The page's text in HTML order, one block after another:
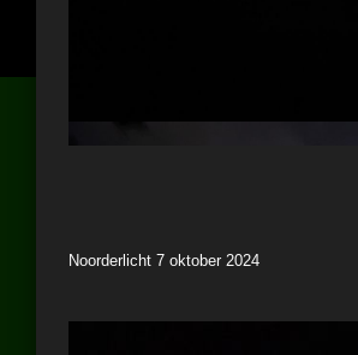
Noorderlicht 7 oktober 2024